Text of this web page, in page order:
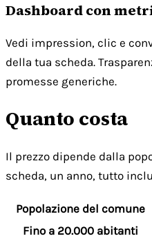
Dashboard con
Vedi impression, clic e
della tua scheda.
promesse generiche.
Quanto costa
Il prezzo dipende dalla
scheda, un anno, tutto
Popolazione del comune
Fino a 20.000 abitanti